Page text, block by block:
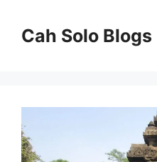
Cah Solo Blogs